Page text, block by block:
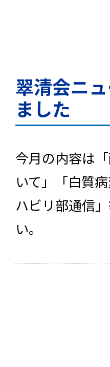
翠清会ニ
ました
今月の内容は
いて」「白質
ハビリ部通信
い。